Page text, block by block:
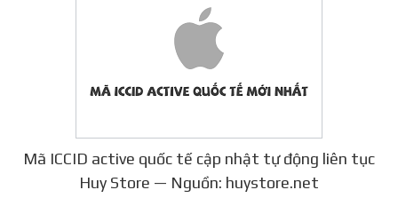
Mã ICCID active quốc tế cập nhật tự động liên tục
Huy Store — Nguồn: huystore.net